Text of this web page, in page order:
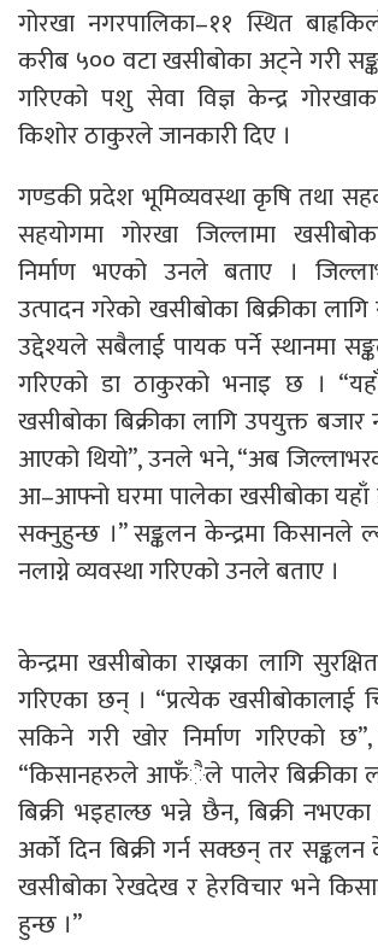
गोरखा नगरपालिका–११ स्थित
करीब ५०० वटा खसीबोका अट्ने गरी
गरिएको पशु सेवा विज्ञ केन्द्र
किशोर ठाकुरले जानकारी दिए ।
गण्डकी प्रदेश भूमिव्यवस्था कृषि तथा
सहयोगमा गोरखा जिल्लामा
निर्माण भएको उनले बताए ।
उत्पादन गरेको खसीबोका बिक्रीका
उद्देश्यले सबैलाई पायक पर्ने स्थानमा
गरिएको डा ठाकुरको भनाइ छ ।
खसीबोका बिक्रीका लागि उपयुक्त
आएको थियो”, उनले भने, “अब
आ–आफ्नो घरमा पालेका खसीबोका यहाँ
सक्नुहुन्छ ।” सङ्कलन केन्द्रमा किसानले
नलाग्ने व्यवस्था गरिएको उनले बताए ।
केन्द्रमा खसीबोका राख्नका लागि
गरिएका छन् । “प्रत्येक खसीबोकालाई
सकिने गरी खोर निर्माण गरिएको
“किसानहरुले आफँैले पालेर बिक्रीका
बिक्री भइहाल्छ भन्ने छैन, बिक्री
अर्को दिन बिक्री गर्न सक्छन् तर सङ्कलन
खसीबोका रेखदेख र हेरविचार भने
हुन्छ ।”